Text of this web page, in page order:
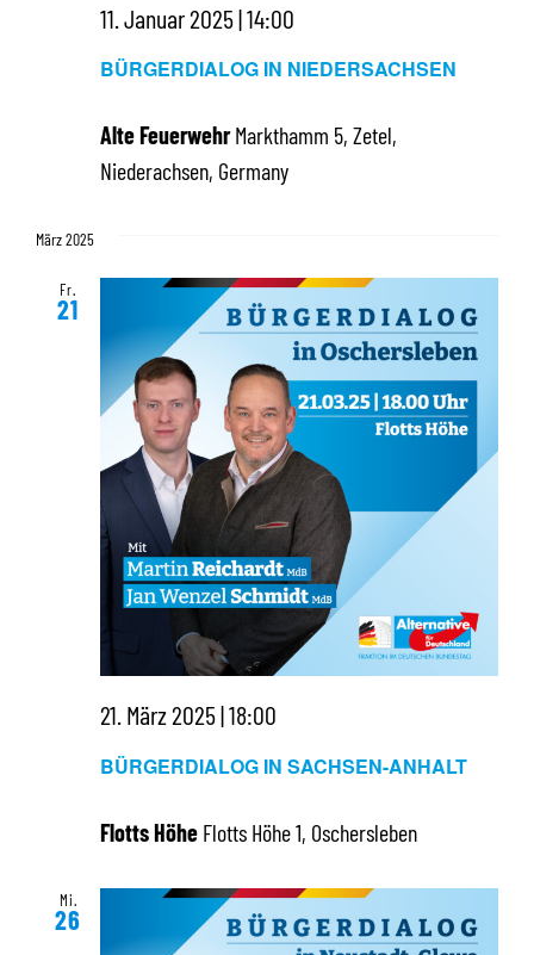
BÜRGERDIALOG IN NIEDERSACHSEN
11. Januar 2025 | 14:00
Alte FeuerwehrMarkthamm 5, Zetel,
Niederachsen, Germany
März 2025
Fr.
21
BÜRGERDIALOG IN SACHSEN-ANHALT
21. März 2025 | 18:00
Flotts Höhe Flotts Höhe 1, Oschersleben
Mi.
26